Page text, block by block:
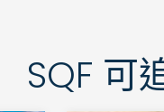
SQF 可